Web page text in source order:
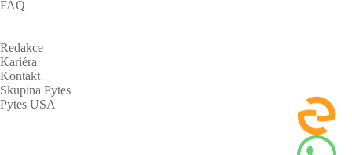
FAQ
Redakce
Kariéra
Kontakt
Skupina Pytes
Pytes USA